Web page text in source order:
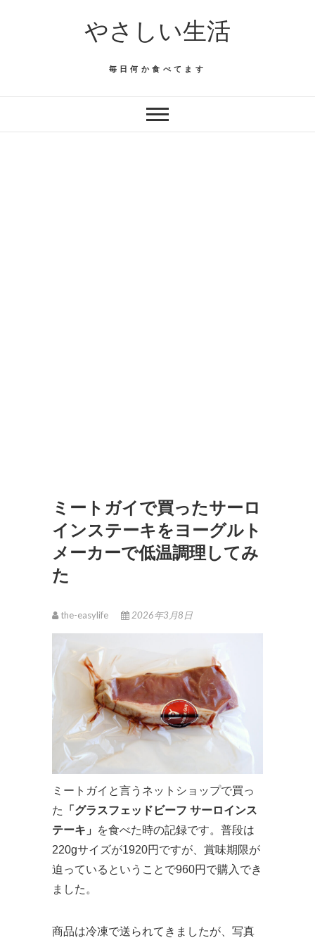
やさしい生活
毎日何か食べてます
ミートガイで買ったサーロ
インステーキをヨーグルト
メーカーで低温調理してみ
た
the-easylife 2026年3月8日
ミートガイと言うネットショップで買っ
た
「グラスフェッドビーフ サーロインス
テーキ」
を食べた時の記録です。普段は
220gサイズが1920円ですが、賞味期限が
迫っているということで960円で購入でき
ました。
商品は冷凍で送られてきましたが、写真